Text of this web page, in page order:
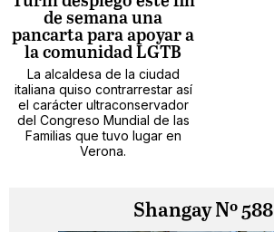
de semana una
pancarta para apoyar a
la comunidad LGTB
La alcaldesa de la ciudad
italiana quiso contrarrestar así
el carácter ultraconservador
del Congreso Mundial de las
Familias que tuvo lugar en
Verona.
Shangay Nº 588